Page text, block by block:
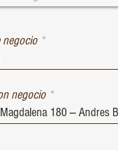
negocio
negocio